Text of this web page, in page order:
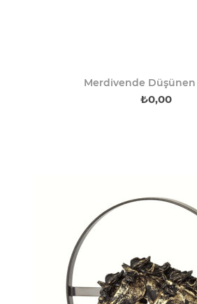
Merdivende
₺0,00